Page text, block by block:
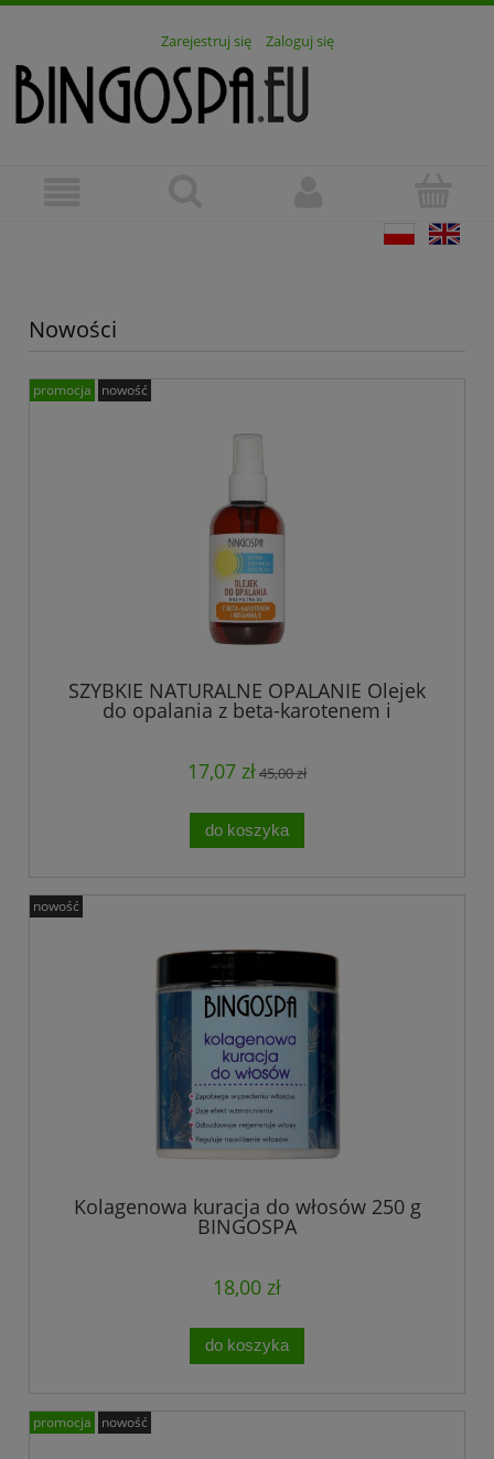
Zarejestruj się Zaloguj się
Nowości
SZYBKIE NATURALNE OPALANIE Olejek
do opalania z beta-karotenem i
witaminą E 100 ml BINGOSPA
17,07 zł45,00 zł
do koszyka
promocja nowość
Kolagenowa kuracja do włosów 250 g
BINGOSPA
18,00 zł
do koszyka
nowość
promocja nowość